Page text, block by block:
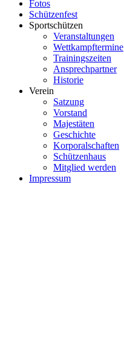
Fotos
Schützenfest
Sportschützen
Veranstaltungen
Wettkampftermine
Trainingszeiten
Ansprechpartner
Historie
Verein
Satzung
Vorstand
Majestäten
Geschichte
Korporalschaften
Schützenhaus
Mitglied werden
Impressum